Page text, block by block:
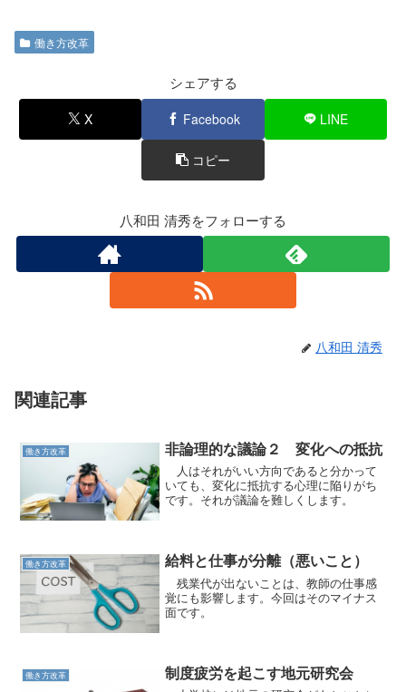
c
e
b
o
tt
er
働き方改革
シェアする
X Facebook LINE
コピー
八和田 清秀をフォローする
八和田 清秀
関連記事
働き方改革 非論理的な議論２ 変化への抵抗
人はそれがいい方向であると分かって
いても、変化に抵抗する心理に陥りがち
です。それが議論を難しくします。
働き方改革 給料と仕事が分離（悪いこと）
残業代が出ないことは、教師の仕事感
覚にも影響します。今回はそのマイナス
面です。
働き方改革 制度疲労を起こす地元研究会